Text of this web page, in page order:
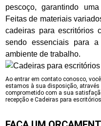
pescoço, garantindo
Feitas de materiais
cadeiras para escritórios
sendo essenciais para
ambiente de trabalho.
Ao entrar em contato conosco,
estamos à sua disposição,
comprometido com a sua
recepção e Cadeiras para